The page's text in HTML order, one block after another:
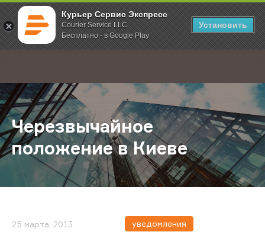
Курьер Сервис Экспресс
Courier Service LLC
Бесплатно - в Google Play
Установить
; Главная О компании Новости Черезвычайное положение в
Черезвычайное
положение в Киеве
25 марта, 2013 уведомления